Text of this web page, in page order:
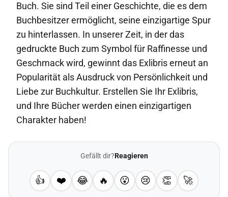
Buch. Sie sind Teil einer Geschichte, die es dem
Buchbesitzer ermöglicht, seine einzigartige Spur
zu hinterlassen. In unserer Zeit, in der das
gedruckte Buch zum Symbol für Raffinesse und
Geschmack wird, gewinnt das Exlibris erneut an
Popularität als Ausdruck von Persönlichkeit und
Liebe zur Buchkultur. Erstellen Sie Ihr Exlibris,
und Ihre Bücher werden einen einzigartigen
Charakter haben!
Gefällt dir?Reagieren
👍 ❤️ 😂 🔥 😮 😢 👏 🚀